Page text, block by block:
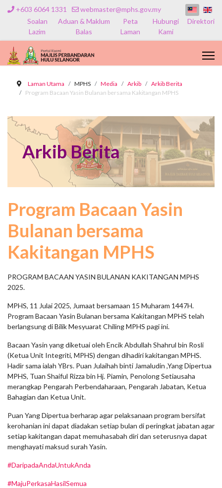
+603 6064 1331
webmaster@mphs.gov.my
Soalan
Lazim
Aduan & Maklum
Balas
Peta
Laman
Hubungi
Kami
Direktori
Laman Utama MPHS Media Arkib
Arkib Berita
Program Bacaan Yasin Bulanan bersama Kakitangan MPHS
Arkib Berita
Program Bacaan Yasin
Bulanan bersama
Kakitangan MPHS
PROGRAM BACAAN YASIN BULANAN KAKITANGAN MPHS
2025.
MPHS, 11 Julai 2025, Jumaat bersamaan 15 Muharam 1447H.
Program Bacaan Yasin Bulanan bersama Kakitangan MPHS telah
berlangsung di Bilik Mesyuarat Chiling MPHS pagi ini.
Bacaan Yasin yang diketuai oleh Encik Abdullah Shahrul bin Rosli
(Ketua Unit Integriti, MPHS) dengan dihadiri kakitangan MPHS.
Hadir sama ialah YBrs. Puan Julaihah binti Jamaludin ,Yang Dipertua
MPHS, Tuan Shaiful Rizza bin Hj. Piamin, Penolong Setiausaha
merangkap Pengarah Perbendaharaan, Pengarah Jabatan, Ketua
Bahagian dan Ketua Unit.
Puan Yang Dipertua berharap agar pelaksanaan program bersifat
kerohanian ini dapat diadakan setiap bulan di peringkat jabatan agar
setiap kakitangan dapat memuhasabah diri dan seterusnya dapat
menghayati maksud surah Yasin.
#DaripadaAndaUntukAnda
#MajuPerkasaHasilSemua